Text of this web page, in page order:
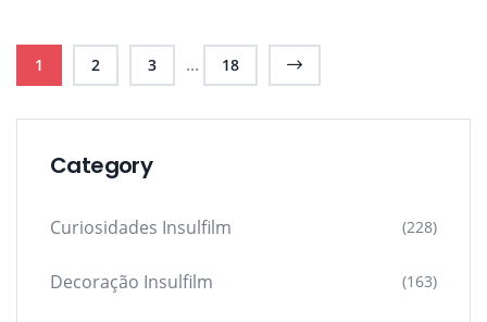
1 2 3 ... 18
Category
Curiosidades Insulfilm (228)
Decoração Insulfilm (163)